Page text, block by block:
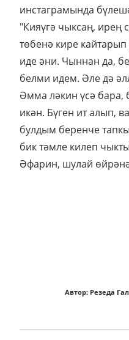
инстаграмында
"Кияүгә чыксаң, ирең
төбенә кире кайтарып
иде әни. Чыннан да,
белми идем. Әле дә
Әмма ләкин үсә
икән. Бүген ит алып,
булдым беренче
бик тәмле килеп
Әфарин, шулай
Автор: Резеда